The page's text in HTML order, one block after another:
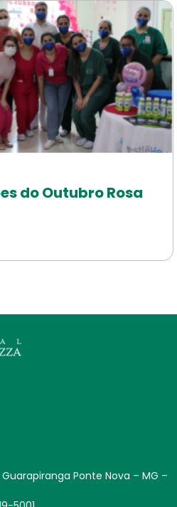
do Outubro Rosa
Guarapiranga Ponte Nova – MG –